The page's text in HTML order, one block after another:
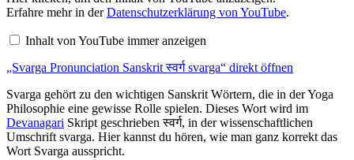
Pronunciation
Sanskrit
svarga“
YouTube
Erfahre mehr in derDatenschutzerklärung von YouTube.
Inhalt von YouTube immer anzeigen
„Svarga Pronunciation Sanskrit स्वर्ग svarga“ direkt öffnen
Svarga gehört zu den wichtigen Sanskrit Wörtern, die in der Yoga
Philosophie eine gewisse Rolle spielen. Dieses Wort wird im
Devanagari Skript geschrieben स्वर्ग, in der wissenschaftlichen
Umschrift svarga. Hier kannst du hören, wie man ganz korrekt das
Wort Svarga ausspricht.